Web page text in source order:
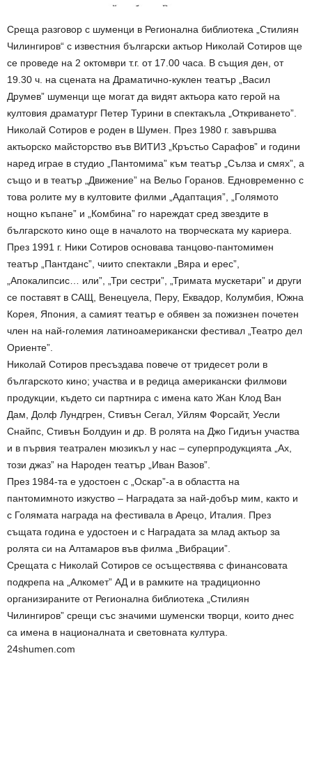
Среща разговор с шуменци в Регионална библиотека „Стилиян
Чилингиров“ с известния български актьор Николай Сотиров ще
се проведе на 2 октомври т.г. от 17.00 часа. В същия ден, от
19.30 ч. на сцената на Драматично-куклен театър „Васил
Друмев” шуменци ще могат да видят актьора като герой на
култовия драматург Петер Турини в спектакъла „Откриването”.
Николай Сотиров е роден в Шумен. През 1980 г. завършва
актьорско майсторство във ВИТИЗ „Кръстьо Сарафов” и години
наред играе в студио „Пантомима” към театър „Сълза и смях”, а
също и в театър „Движение” на Вельо Горанов. Едновременно с
това ролите му в култовите филми „Адаптация”, „Голямото
нощно къпане” и „Комбина” го нареждат сред звездите в
българското кино още в началото на творческата му кариера.
През 1991 г. Ники Сотиров основава танцово-пантомимен
театър „Пантданс”, чиито спектакли „Вяра и ерес”,
„Апокалипсис… или”, „Три сестри”, „Тримата мускетари” и други
се поставят в САЩ, Венецуела, Перу, Еквадор, Колумбия, Южна
Корея, Япония, а самият театър е обявен за пожизнен почетен
член на най-големия латиноамерикански фестивал „Театро дел
Ориенте”.
Николай Сотиров пресъздава повече от тридесет роли в
българското кино; участва и в редица американски филмови
продукции, където си партнира с имена като Жан Клод Ван
Дам, Долф Лундгрен, Стивън Сегал, Уйлям Форсайт, Уесли
Снайпс, Стивън Болдуин и др. В ролята на Джо Гидиън участва
и в първия театрален мюзикъл у нас – суперпродукцията „Ах,
този джаз” на Народен театър „Иван Вазов”.
През 1984-та е удостоен с „Оскар”-а в областта на
пантомимното изкуство – Наградата за най-добър мим, както и
с Голямата награда на фестивала в Арецо, Италия. През
същата година е удостоен и с Наградата за млад актьор за
ролята си на Алтамаров във филма „Вибрации”.
Срещата с Николай Сотиров се осъществява с финансовата
подкрепа на „Алкомет” АД и в рамките на традиционно
организираните от Регионална библиотека „Стилиян
Чилингиров” срещи със значими шуменски творци, които днес
са имена в националната и световната култура.
24shumen.com